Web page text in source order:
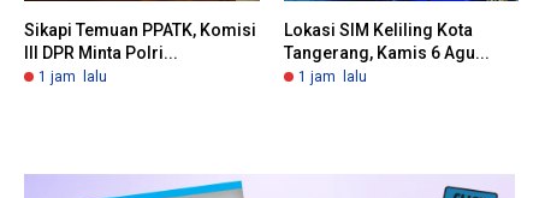
Sikapi Temuan PPATK, Komisi
III DPR Minta Polri...
1 jam lalu
Lokasi SIM Keliling Kota
Tangerang, Kamis 6 Agu...
1 jam lalu